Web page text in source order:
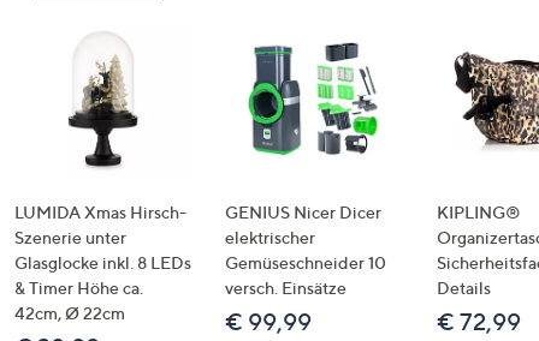
LUMIDA Xmas Hirsch-
Szenerie unter
Glasglocke inkl. 8 LEDs
& Timer Höhe ca.
42cm, Ø 22cm
GENIUS Nicer Dicer
elektrischer
Gemüseschneider 10
versch. Einsätze
€ 99,99
KIPLING®
Details
€ 72,99